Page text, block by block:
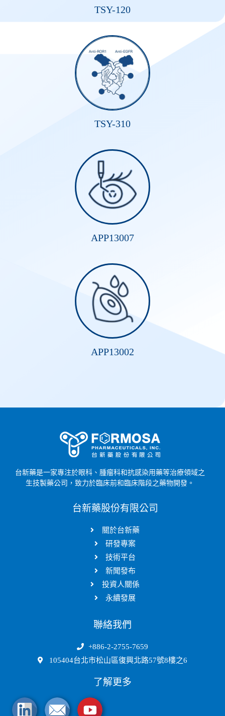
TSY-120
TSY-310
APP13007
APP13002
台新藥是一家專注於眼科、腫瘤科和抗感染用藥等治療領域之
生技製藥公司，致力於臨床前和臨床階段之藥物開發。
台新藥股份有限公司
關於台新藥
研發專案
技術平台
新聞發布
投資人關係
永續發展
聯絡我們
+886-2-2755-7659
105404台北市松山區復興北路57號8樓之6
了解更多